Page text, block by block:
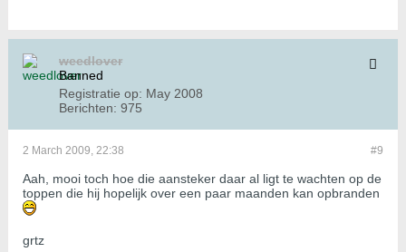
weedlover
Banned
Registratie op: May 2008
Berichten: 975
#9
2 March 2009, 22:38
Aah, mooi toch hoe die aansteker daar al ligt te wachten op de
toppen die hij hopelijk over een paar maanden kan opbranden
grtz